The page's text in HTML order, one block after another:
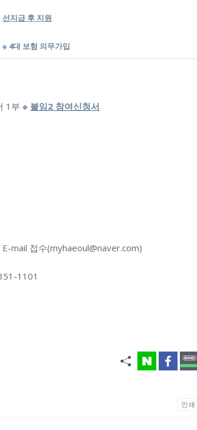
선지급 후 지원
※ 4대 보험 의무가입
1부 ※ 붙임2 참여신청서
mail 접수(myhaeoul@naver.com)
1101
인쇄